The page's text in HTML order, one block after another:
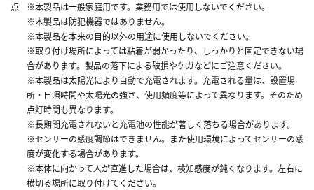
点
※本製品は一般家庭用です。業務用では使用しないでください。
※本製品は防犯機器ではありません。
※本製品を本来の目的以外の用途に使用しないでください。
※取り付け場所によっては粘着が弱かったり、しっかりと固定できない場
合があります。製品の落下による破損やケガなどにご注意ください。
※本製品は太陽光により自動で充電されます。充電される量は、設置場
所・日照時間や太陽光の強さ、使用頻度等によって異なります。そのため
点灯時間も異なります。
※長期間充電されないと充電池の性能が著しく落ちる場合があります。
※センサーの感度調節はできません。また使用環境によってセンサーの感
度が変化する場合があります。
※本体に向かって人が直進した場合は、検知感度が鈍くなります。左右に
横切る場所に取り付けてください。